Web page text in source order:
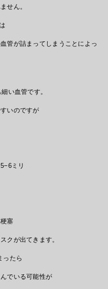
せん。
管が詰まってしまうことによっ
い血管です。
いのですが
ミリ
塞
クが出てきます。
ったら
でいる可能性が